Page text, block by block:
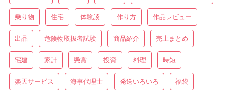
乗り物 住宅 体験談 作り方 作品レビュー
出品 危険物取扱者試験 商品紹介 売上まとめ
宅建 家計 懸賞 投資 料理 時短
楽天サービス 海事代理士 発送いろいろ 福袋